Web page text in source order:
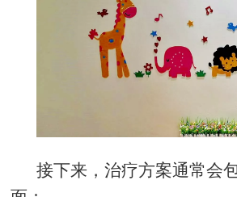
接下来，治疗方案通常会